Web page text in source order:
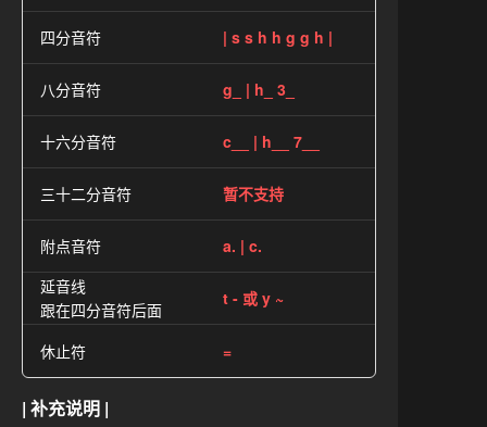
四分音符 | s s h h g g h |
八分音符 g_ | h_ 3_
十六分音符 c__ | h__ 7__
三十二分音符 暂不支持
附点音符
a. | c.
延音线
跟在四分音符后面
t - 或 y ~
休止符 =
| 补充说明 |